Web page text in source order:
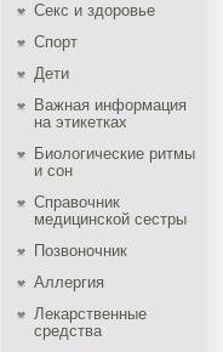
Секс и здоровье
Спорт
Дети
Важная информация
на этикетках
Биологические ритмы
и сон
Справочник
медицинской сестры
Позвоночник
Аллергия
Лекарственные
средства